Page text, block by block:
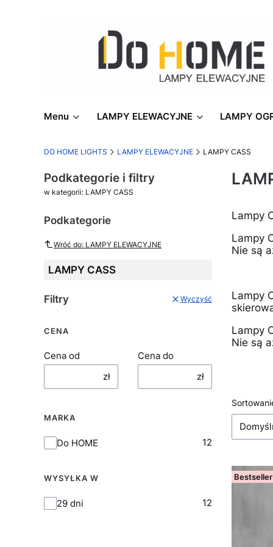
Menu LAMPY ELEWACYJNE LAMPY
DO HOME LIGHTS LAMPY ELEWACYJNE LAMPY CASS
Podkategorie i filtry
w kategorii: LAMPY CASS
Podkategorie
Wróć do: LAMPY ELEWACYJNE
LAMPY CASS
Filtry Wyczyść
CENA
Cena od
zł
Cena do
zł
MARKA
Marka
Do HOME 12
WYSYŁKA W
Wysyłka w
29 dni 12
Lampy
Lampy
Nie są
Lampy
Lampy
Nie są
Lista
Bestseller